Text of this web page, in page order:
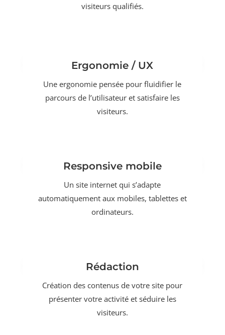
visiteurs qualifiés.
Ergonomie / UX
Une ergonomie pensée pour fluidifier le
parcours de l’utilisateur et satisfaire les
visiteurs.
Responsive mobile
Un site internet qui s’adapte
automatiquement aux mobiles, tablettes et
ordinateurs.
Rédaction
Création des contenus de votre site pour
présenter votre activité et séduire les
visiteurs.